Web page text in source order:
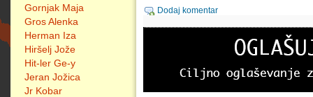
Gornjak Maja
Gros Alenka
Herman Iza
Hiršelj Jože
Hit-ler Ge-y
Jeran Jožica
Jr Kobar
Dodaj komentar